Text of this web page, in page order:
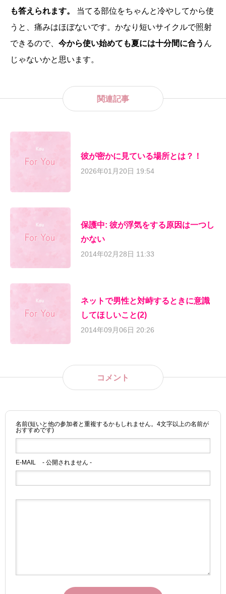
も答えられます。
当てる部位をちゃんと冷やしてから使
うと、痛みはほぼないです。かなり短いサイクルで照射
できるので、 今から使い始めても夏には十分間に合う ん
じゃないかと思います。
関連記事
彼が密かに見ている場所とは？！
2026年01月20日 19:54
保護中: 彼が浮気をする原因は一つし
かない
2014年02月28日 11:33
ネットで男性と対峙するときに意識
してほしいこと(2)
2014年09月06日 20:26
コメント
名前(短いと他の参加者と重複するかもしれません。4文字以上の名前が
おすすめです)
E-MAIL - 公開されません -